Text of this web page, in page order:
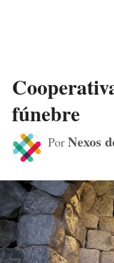
fúnebre
PorNexos